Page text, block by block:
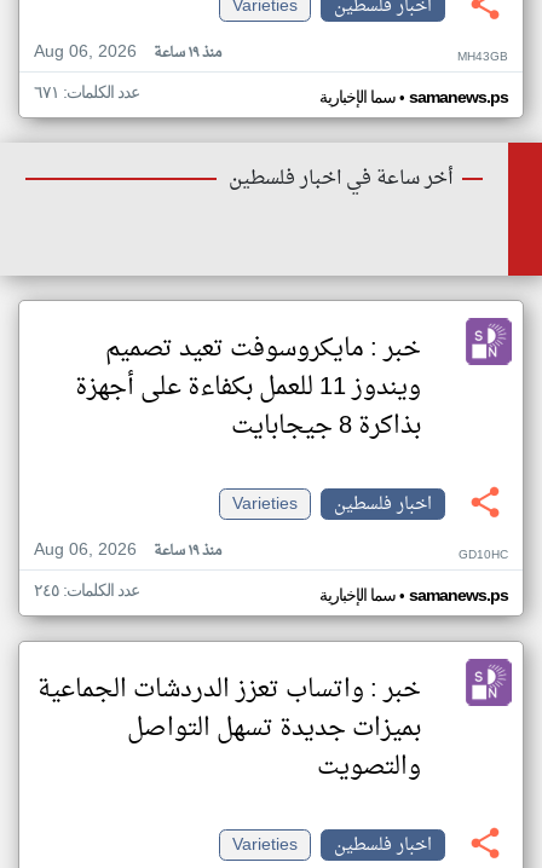
اخبار فلسطين
Varieties
Aug 06, 2026
منذ ١٩ ساعة MH43GB
سما الإخبارية• samanews.ps عدد الكلمات: ٦٧١
أخر ساعة في اخبار فلسطين
خبر : مايكروسوفت تعيد تصميم
ويندوز 11 للعمل بكفاءة على أجهزة
بذاكرة 8 جيجابايت
اخبار فلسطين
Varieties
Aug 06, 2026
منذ ١٩ ساعة GD10HC
سما الإخبارية• samanews.ps عدد الكلمات: ٢٤٥
خبر : واتساب تعزز الدردشات الجماعية
بميزات جديدة تسهل التواصل
والتصويت
اخبار فلسطين
Varieties